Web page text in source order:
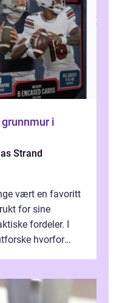
i
Strand
vært en favoritt
for sine
fordeler. I
hvorfor